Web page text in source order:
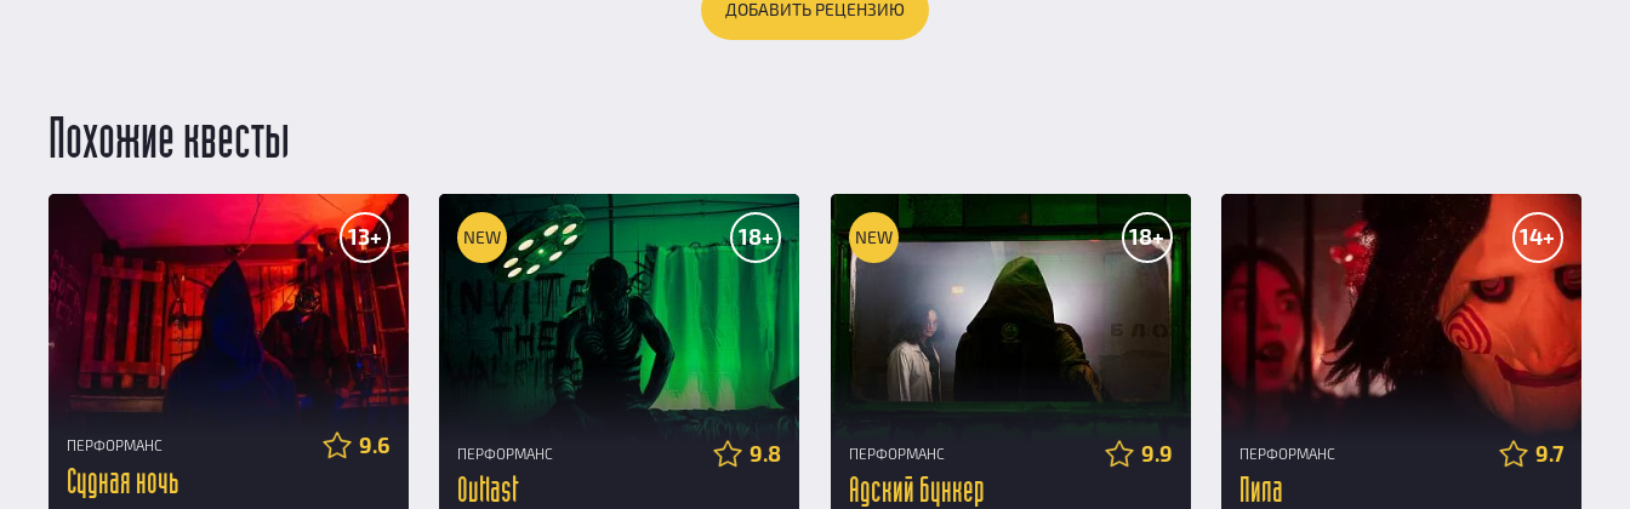
ДОБАВИТЬ РЕЦЕНЗИЮ
Похожие квесты
13+
ПЕРФОРМАНС 9.6
Судная ночь
18+
NEW
ПЕРФОРМАНС 9.8
Outlast
18+
NEW
ПЕРФОРМАНС 9.9
Адский бункер
14+
ПЕРФОРМАНС 9.7
Пила